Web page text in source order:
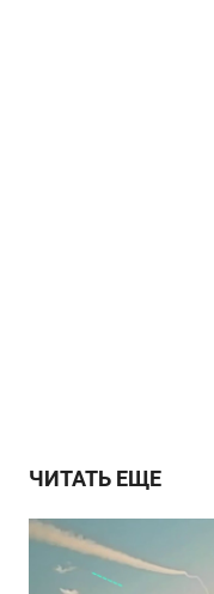
ЧИТАТЬ ЕЩЕ